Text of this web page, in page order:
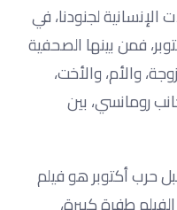
لجنودنا، في
فمن بينها الصحفية
والأم، والأخت،
رومانسي، بين
حرب أكتوبر هو فيلم
طفرة كبيرة،